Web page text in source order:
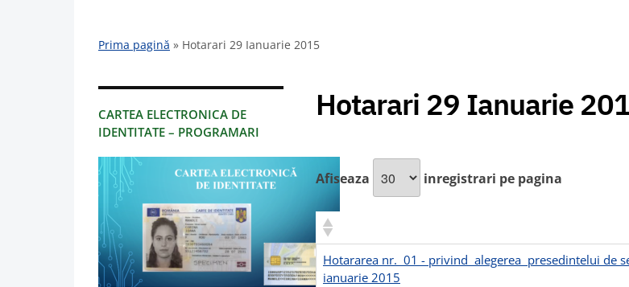
Prima pagină » Hotarari 29 Ianuarie 2015
CARTEA ELECTRONICA DE
IDENTITATE – PROGRAMARI
Hotarari 29 Ianuarie
Afiseaza inregistrari pe pagina
Hotararea nr. 01 - privind alegerea presedintelui de
ianuarie 2015